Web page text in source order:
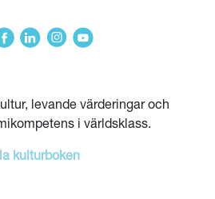
levande värderingar och
i världsklass.
kulturboken